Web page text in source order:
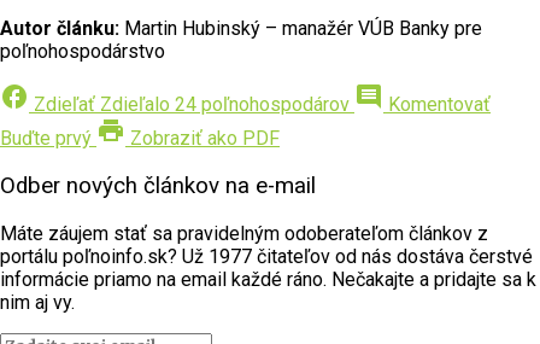
Autor článku: Martin Hubinský – manažér VÚB Banky pre
poľnohospodárstvo
facebook Zdieľať Zdieľalo 24 poľnohospodárov comment
Komentovať
Buďte prvý print Zobraziť ako PDF
Odber nových článkov na e-mail
Máte záujem stať sa pravidelným odoberateľom článkov z
portálu poľnoinfo.sk? Už 1977 čitateľov od nás dostáva čerstvé
informácie priamo na email každé ráno. Nečakajte a pridajte sa k
nim aj vy.